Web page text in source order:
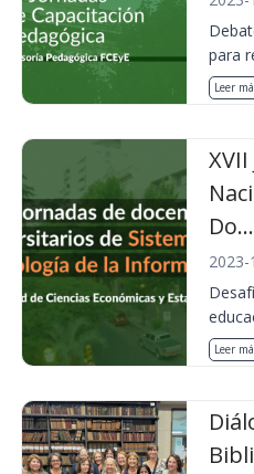
para
Leer
Do...
2023-
Leer